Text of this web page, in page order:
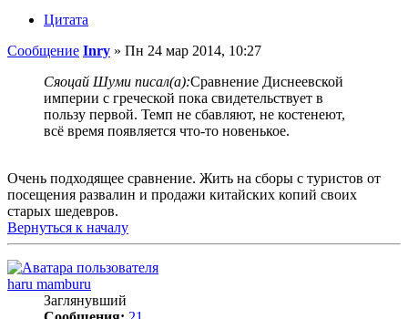
Цитата
Сообщение Inry » Пн 24 мар 2014, 10:27
Сяоцай Шуми писал(а):Сравнение Диснеевской
империи с греческой пока свидетельствует в
пользу первой. Темп не сбавляют, не костенеют,
всё время появляется что-то новенькое.
Очень подходящее сравнение. Жить на сборы с туристов от
посещения развалин и продажи китайских копий своих
старых шедевров.
Вернуться к началу
haru mamburu
Заглянувший